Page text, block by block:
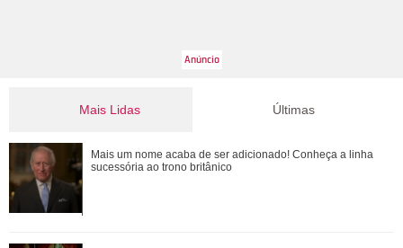
Mais Lidas
Jojo Todynho faz novo procedimento estético para definir
pernas: Muito realizada
Últimas
Mais um nome acaba de ser adicionado! Conheça a linha
sucessória ao trono britânico